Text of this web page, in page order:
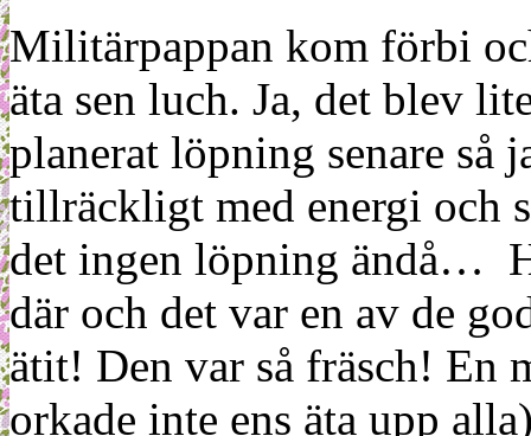
Militärpappan kom förbi
äta sen luch. Ja, det blev
planerat löpning senare så
tillräckligt med energi och
det ingen löpning ändå…
där och det var en av de
ätit! Den var så fräsch! En
orkade inte ens äta upp